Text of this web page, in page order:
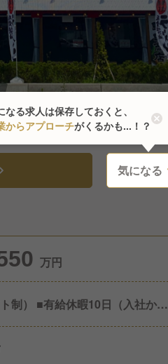
気になる
万円
制） ■有給休暇10日（入社から6
を過ごせるよう取得時には2万円
気になる
なる求人は保存しておくと、
からアプローチがくるかも...！？